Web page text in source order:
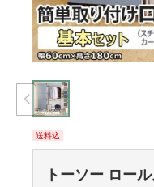
送料込
トーソー ロー